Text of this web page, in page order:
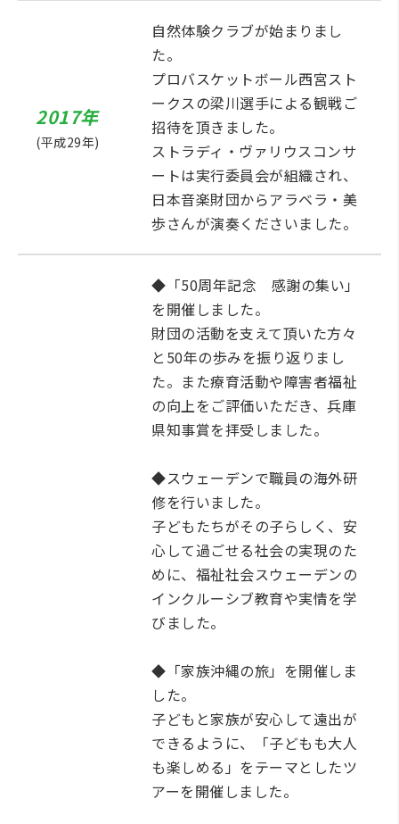
2017年
(平成29年)
自然体験クラブが始まりまし
た。
プロバスケットボール西宮スト
ークスの梁川選手による観戦ご
招待を頂きました。
ストラディ・ヴァリウスコンサ
ートは実行委員会が組織され、
日本音楽財団からアラベラ・美
歩さんが演奏くださいました。
◆「50周年記念 感謝の集い」
を開催しました。
財団の活動を支えて頂いた方々
と50年の歩みを振り返りまし
た。また療育活動や障害者福祉
の向上をご評価いただき、兵庫
県知事賞を拝受しました。
◆スウェーデンで職員の海外研
修を行いました。
子どもたちがその子らしく、安
心して過ごせる社会の実現のた
めに、福祉社会スウェーデンの
インクルーシブ教育や実情を学
びました。
◆「家族沖縄の旅」を開催しま
した。
子どもと家族が安心して遠出が
できるように、「子どもも大人
も楽しめる」をテーマとしたツ
アーを開催しました。